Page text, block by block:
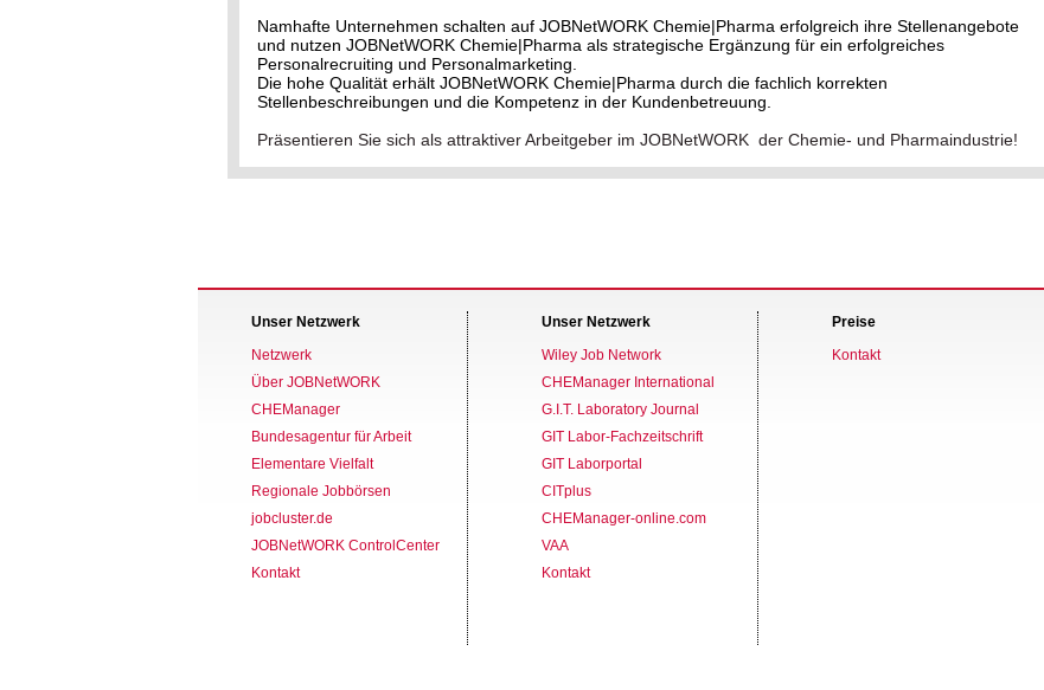
Namhafte Unternehmen schalten auf JOBNetWORK Chemie|Pharma erfolgreich ihre Stellenangebote
und nutzen JOBNetWORK Chemie|Pharma als strategische Ergänzung für ein erfolgreiches
Personalrecruiting und Personalmarketing.
Die hohe Qualität erhält JOBNetWORK Chemie|Pharma durch die fachlich korrekten
Stellenbeschreibungen und die Kompetenz in der Kundenbetreuung.
Präsentieren Sie sich als attraktiver Arbeitgeber im JOBNetWORK der Chemie- und Pharmaindustrie!
Unser Netzwerk
Netzwerk
Über JOBNetWORK
CHEManager
Bundesagentur für Arbeit
Elementare Vielfalt
Regionale Jobbörsen
jobcluster.de
JOBNetWORK ControlCenter
Kontakt
Unser Netzwerk
Wiley Job Network
CHEManager International
G.I.T. Laboratory Journal
GIT Labor-Fachzeitschrift
GIT Laborportal
CITplus
CHEManager-online.com
VAA
Kontakt
Preise
Kontakt